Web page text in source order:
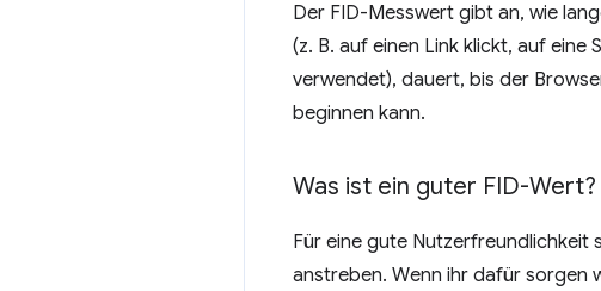
Der FID-Messwert gibt an, wie
(z. B. auf einen Link klickt, auf
verwendet), dauert, bis der
beginnen kann.
Was ist ein guter FID-Wert?
Für eine gute Nutzerfreundlichkeit
anstreben. Wenn ihr dafür sorgen